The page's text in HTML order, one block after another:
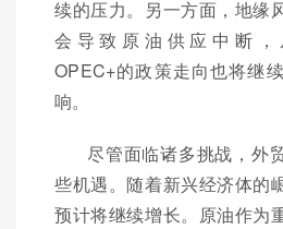
续的压力。另一方面，地缘
会导致原油供应中断，
OPEC+的政策走向也将继
响。
尽管面临诸多挑战，外
些机遇。随着新兴经济体的
预计将继续增长。原油作为